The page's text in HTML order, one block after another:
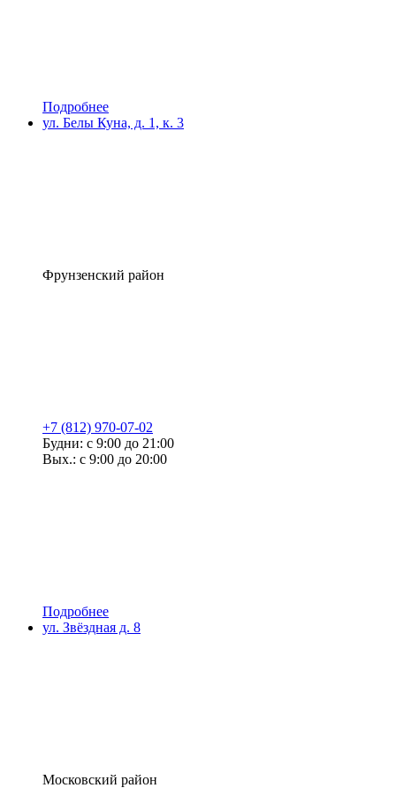
Подробнее
ул. Белы Куна, д. 1, к. 3
Фрунзенский район
+7 (812) 970-07-02
Будни: с 9:00 до 21:00
Вых.: с 9:00 до 20:00
Подробнее
ул. Звёздная д. 8
Московский район